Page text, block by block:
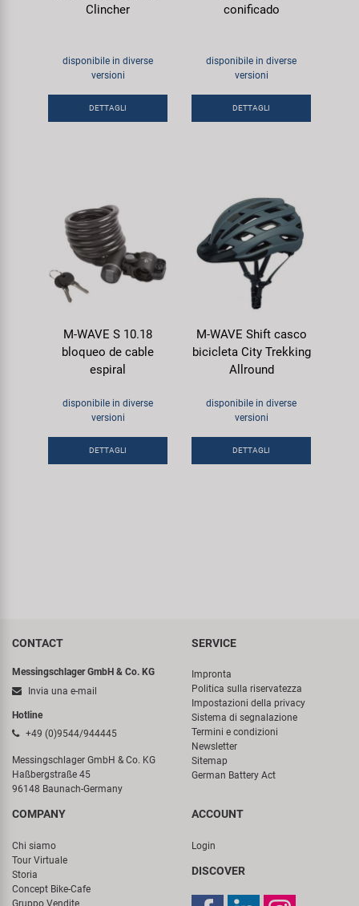
Clincher
disponibile in diverse
versioni
DETTAGLI
conificado
disponibile in diverse
versioni
DETTAGLI
M-WAVE S 10.18
bloqueo de cable
espiral
disponibile in diverse
versioni
DETTAGLI
M-WAVE Shift casco
bicicleta City Trekking
Allround
disponibile in diverse
versioni
DETTAGLI
CONTACT
Messingschlager GmbH & Co. KG
Invia una e-mail
Hotline
+49 (0)9544/944445
Messingschlager GmbH & Co. KG
Haßbergstraße 45
96148 Baunach-Germany
SERVICE
Impronta
Politica sulla riservatezza
Impostazioni della privacy
Sistema di segnalazione
Termini e condizioni
Newsletter
Sitemap
German Battery Act
COMPANY
Chi siamo
Tour Virtuale
Storia
Concept Bike-Cafe
Gruppo Vendite
ACCOUNT
Login
DISCOVER